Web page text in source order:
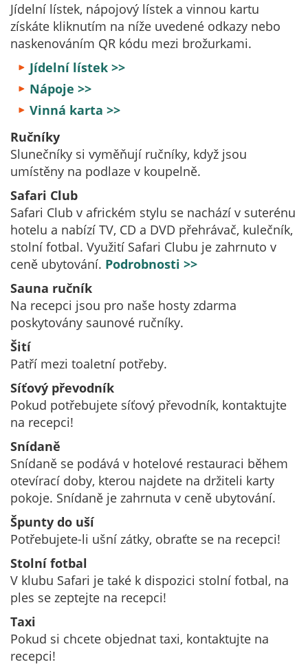
Jídelní lístek, nápojový lístek a vinnou kartu
získáte kliknutím na níže uvedené odkazy nebo
naskenováním QR kódu mezi brožurkami.
Jídelní lístek >>
Nápoje >>
Vinná karta >>
Ručníky
Slunečníky si vyměňují ručníky, když jsou
umístěny na podlaze v koupelně.
Safari Club
Safari Club v africkém stylu se nachází v suterénu
hotelu a nabízí TV, CD a DVD přehrávač, kulečník,
stolní fotbal. Využití Safari Clubu je zahrnuto v
ceně ubytování. Podrobnosti >>
Sauna ručník
Na recepci jsou pro naše hosty zdarma
poskytovány saunové ručníky.
Šití
Patří mezi toaletní potřeby.
Síťový převodník
Pokud potřebujete síťový převodník, kontaktujte
na recepci!
Snídaně
Snídaně se podává v hotelové restauraci během
otevírací doby, kterou najdete na držiteli karty
pokoje. Snídaně je zahrnuta v ceně ubytování.
Špunty do uší
Potřebujete-li ušní zátky, obraťte se na recepci!
Stolní fotbal
V klubu Safari je také k dispozici stolní fotbal, na
ples se zeptejte na recepci!
Taxi
Pokud si chcete objednat taxi, kontaktujte na
recepci!